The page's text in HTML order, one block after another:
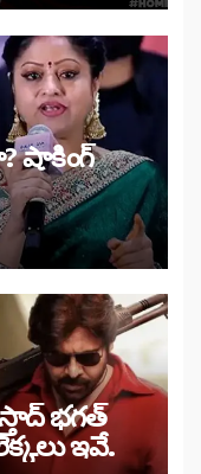
షాకింగ్
భగత్
ఇవే.